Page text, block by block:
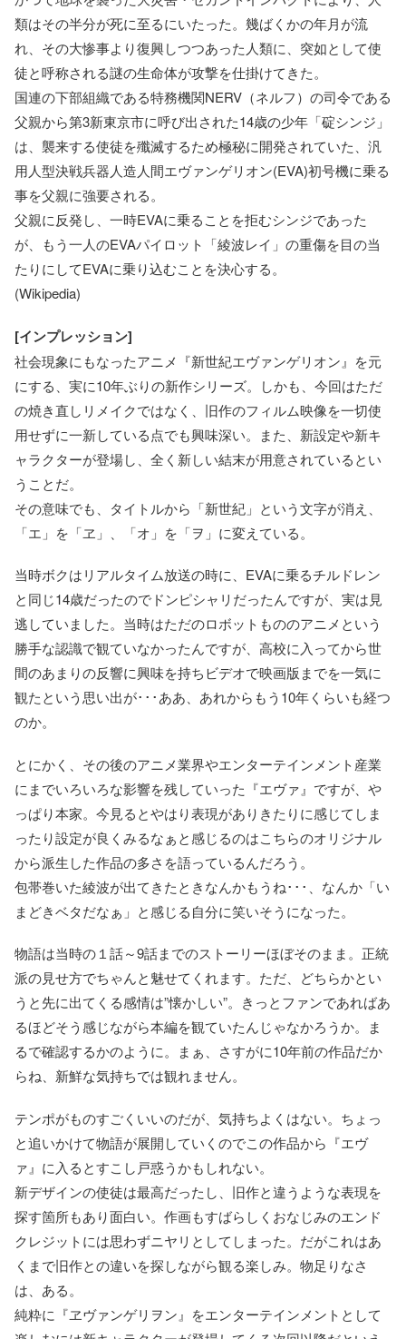
類はその半分が死に至るにいたった。幾ばくかの年月が流
れ、その大惨事より復興しつつあった人類に、突如として使
徒と呼称される謎の生命体が攻撃を仕掛けてきた。
国連の下部組織である特務機関NERV（ネルフ）の司令である
父親から第3新東京市に呼び出された14歳の少年「碇シンジ」
は、襲来する使徒を殲滅するため極秘に開発されていた、汎
用人型決戦兵器人造人間エヴァンゲリオン(EVA)初号機に乗る
事を父親に強要される。
父親に反発し、一時EVAに乗ることを拒むシンジであった
が、もう一人のEVAパイロット「綾波レイ」の重傷を目の当
たりにしてEVAに乗り込むことを決心する。
(Wikipedia)
[インプレッション]
社会現象にもなったアニメ『新世紀エヴァンゲリオン』を元
にする、実に10年ぶりの新作シリーズ。しかも、今回はただ
の焼き直しリメイクではなく、旧作のフィルム映像を一切使
用せずに一新している点でも興味深い。また、新設定や新キ
ャラクターが登場し、全く新しい結末が用意されているとい
うことだ。
その意味でも、タイトルから「新世紀」という文字が消え、
「エ」を「ヱ」、「オ」を「ヲ」に変えている。
当時ボクはリアルタイム放送の時に、EVAに乗るチルドレン
と同じ14歳だったのでドンピシャリだったんですが、実は見
逃していました。当時はただのロボットもののアニメという
勝手な認識で観ていなかったんですが、高校に入ってから世
間のあまりの反響に興味を持ちビデオで映画版までを一気に
観たという思い出が･･･ああ、あれからもう10年くらいも経つ
のか。
とにかく、その後のアニメ業界やエンターテインメント産業
にまでいろいろな影響を残していった『エヴァ』ですが、や
っぱり本家。今見るとやはり表現がありきたりに感じてしま
ったり設定が良くみるなぁと感じるのはこちらのオリジナル
から派生した作品の多さを語っているんだろう。
包帯巻いた綾波が出てきたときなんかもうね･･･、なんか「い
まどきベタだなぁ」と感じる自分に笑いそうになった。
物語は当時の１話～9話までのストーリーほぼそのまま。正統
派の見せ方でちゃんと魅せてくれます。ただ、どちらかとい
うと先に出てくる感情は”懐かしい”。きっとファンであればあ
るほどそう感じながら本編を観ていたんじゃなかろうか。ま
るで確認するかのように。まぁ、さすがに10年前の作品だか
らね、新鮮な気持ちでは観れません。
テンポがものすごくいいのだが、気持ちよくはない。ちょっ
と追いかけて物語が展開していくのでこの作品から『エヴ
ァ』に入るとすこし戸惑うかもしれない。
新デザインの使徒は最高だったし、旧作と違うような表現を
探す箇所もあり面白い。作画もすばらしくおなじみのエンド
クレジットには思わずニヤリとしてしまった。だがこれはあ
くまで旧作との違いを探しながら観る楽しみ。物足りなさ
は、ある。
純粋に『ヱヴァンゲリヲン』をエンターテインメントとして